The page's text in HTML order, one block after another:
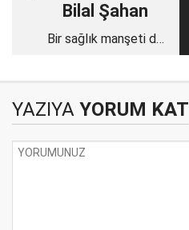
Bilal Şahan
Bir sağlık manşeti de
YAZIYA YORUM KAT